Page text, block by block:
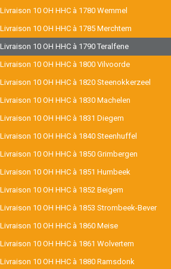
Livraison 10 OH HHC à 1780 Wemmel
Livraison 10 OH HHC à 1785 Merchtem
Livraison 10 OH HHC à 1790 Teralfene
Livraison 10 OH HHC à 1800 Vilvoorde
Livraison 10 OH HHC à 1820 Steenokkerzeel
Livraison 10 OH HHC à 1830 Machelen
Livraison 10 OH HHC à 1831 Diegem
Livraison 10 OH HHC à 1840 Steenhuffel
Livraison 10 OH HHC à 1850 Grimbergen
Livraison 10 OH HHC à 1851 Humbeek
Livraison 10 OH HHC à 1852 Beigem
Livraison 10 OH HHC à 1853 Strombeek-Bever
Livraison 10 OH HHC à 1860 Meise
Livraison 10 OH HHC à 1861 Wolvertem
Livraison 10 OH HHC à 1880 Ramsdonk